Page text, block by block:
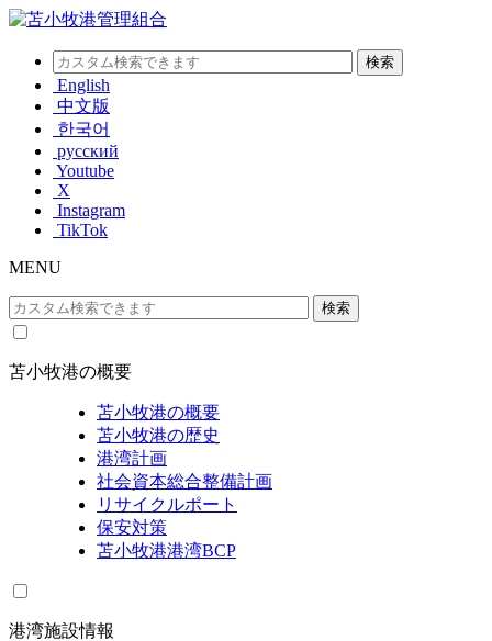
English
中文版
한국어
русский
Youtube
X
Instagram
TikTok
MENU
苫小牧港の概要
苫小牧港の概要
苫小牧港の歴史
港湾計画
社会資本総合整備計画
リサイクルポート
保安対策
苫小牧港港湾BCP
港湾施設情報